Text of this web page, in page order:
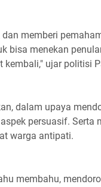
memberi
bisa menekan
ujar politisi
dalam upaya
persuasif.
warga antipati.
membahu,